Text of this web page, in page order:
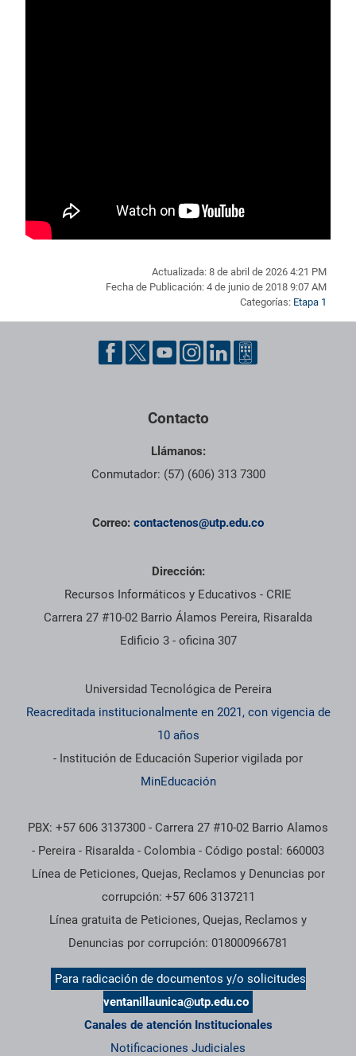
Actualizada: 8 de abril de 2026 4:21 PM
Fecha de Publicación: 4 de junio de 2018 9:07 AM
Categorías: Etapa 1
Pie de página con información de contacto, redes sociales y
Contacto
Llámanos:
Conmutador: (57) (606) 313 7300
Correo: contactenos@utp.edu.co
Dirección:
Recursos Informáticos y Educativos - CRIE
Carrera 27 #10-02 Barrio Álamos Pereira, Risaralda
Edificio 3 - oficina 307
Información institucional
Universidad Tecnológica de Pereira
Reacreditada institucionalmente en 2021, con vigencia de
10 años
- Institución de Educación Superior vigilada por
MinEducación
PBX: +57 606 3137300 - Carrera 27 #10-02 Barrio Alamos
- Pereira - Risaralda - Colombia - Código postal: 660003
Línea de Peticiones, Quejas, Reclamos y Denuncias por
corrupción: +57 606 3137211
Línea gratuita de Peticiones, Quejas, Reclamos y
Denuncias por corrupción: 018000966781
Para radicación de documentos y/o solicitudes
ventanillaunica@utp.edu.co
Canales de atención Institucionales
Notificaciones Judiciales